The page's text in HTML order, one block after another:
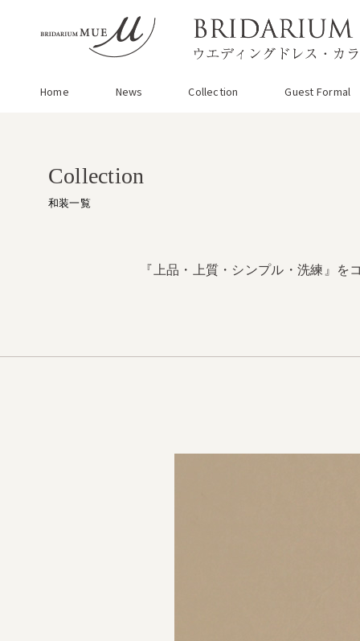
Home News Collection Guest Formal
Collection
和装一覧
『上品・上質・シンプル・洗練』